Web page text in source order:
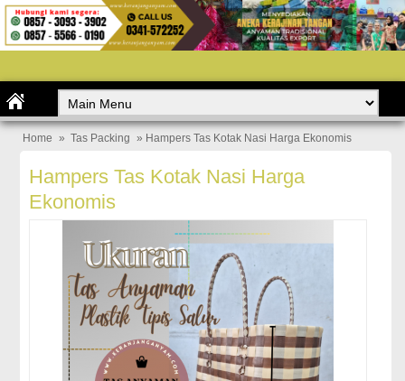
Home » Tas Packing » Hampers Tas Kotak Nasi Harga Ekonomis
Hampers Tas Kotak Nasi Harga
Ekonomis